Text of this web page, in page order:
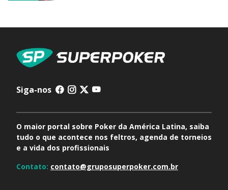
Siga-nos
O maior portal sobre Poker da América Latina, saiba
tudo o que acontece nos feltros, agenda de torneios
e a vida dos profissionais
Contato: contato@gruposuperpoker.com.br